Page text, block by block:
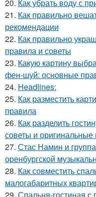
20. Как убрать воду с
21. Как правильно
рекомендации
22. Как правильно
правила и советы
23. Какую картину
фен-шуй: основные
24. Headlines:
25. Как разместить
правила
26. Как разделить
советы и оригинальные
27. Стас Намин и
оренбургской
28. Как совместить
малогабаритных